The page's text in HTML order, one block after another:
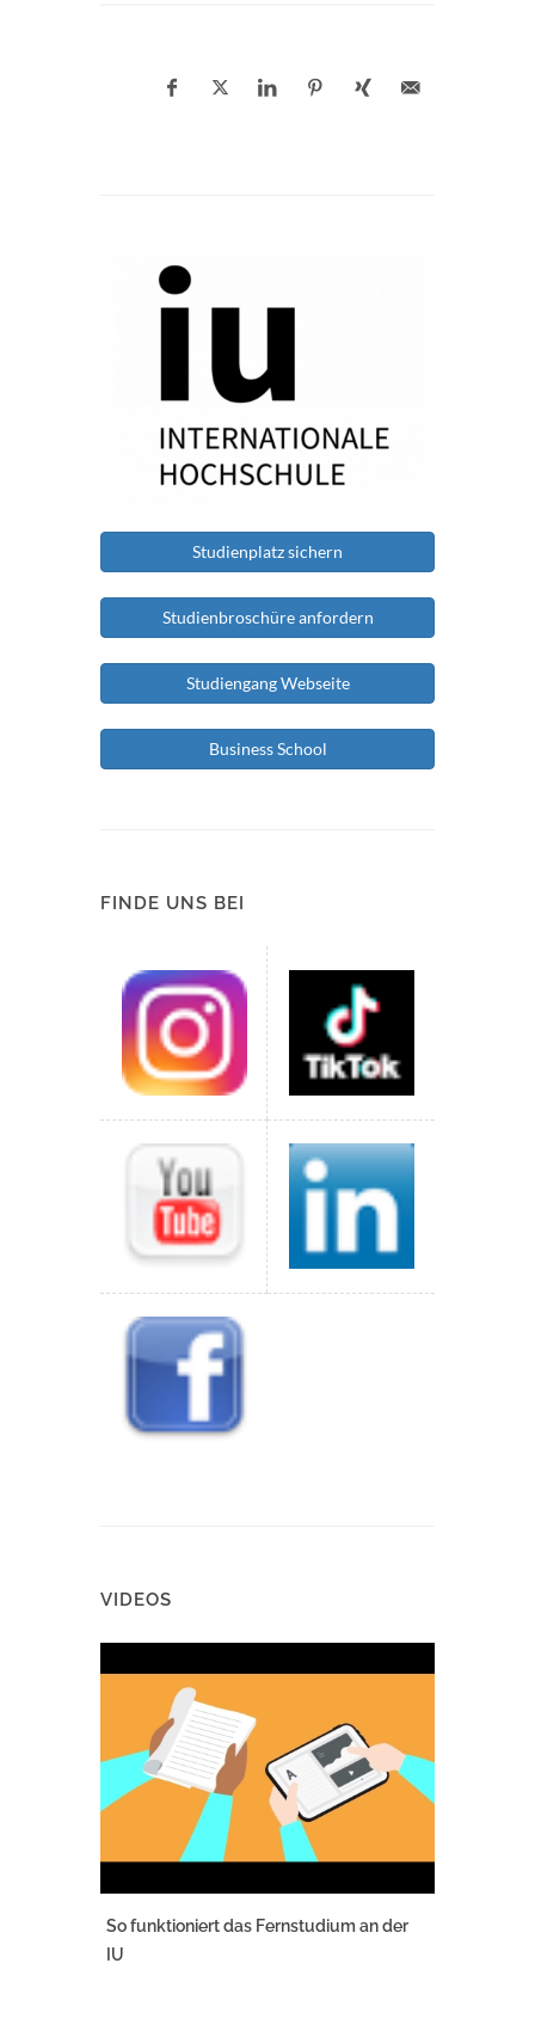
Studienplatz sichern
Studienbroschüre anfordern
Studiengang Webseite
Business School
FINDE UNS BEI
VIDEOS
So funktioniert das Fernstudium an der
IU